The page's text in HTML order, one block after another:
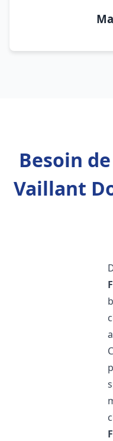
Besoin
Vaillant